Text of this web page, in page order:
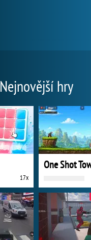
Nejnovější hry
17x